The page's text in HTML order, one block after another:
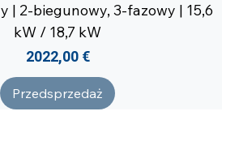
| 2-biegunowy, 3-fazowy | 15,6
kW / 18,7 kW
Cena
2022,00 €
Przedsprzedaż